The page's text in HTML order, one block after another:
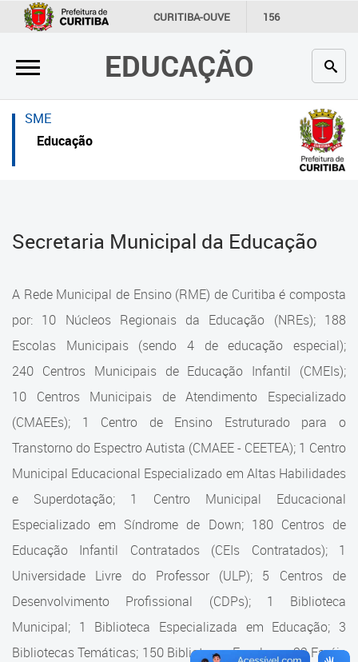
CURITIBA-OUVE 156
INFORMAÇÃO SECRETARIAS
EDUCAÇÃO
×
Inicial
Secretaria
Profissionais da educação
Contato
úteis
Portal da Prefeitura de Curitiba
Cadastramento Escolar
Cadastro Online
Portal ICS Instituto Curitiba de
Portal Aprendere
Portal do Servidor
×
Inicial
Inicial
Secretaria
Crianças e estudantes
Contato
Estrutura da Secretaria
Estrutura da Secretaria
Superintendência Executiva
Departamento de Logística
Departamento de Logística
Gerência de Almoxarifado
Gerência de Aquisição e
Gestão Contratual de
Serviços
SME
Educação
Secretaria Municipal da Educação
A Rede Municipal de Ensino (RME) de Curitiba é composta
por: 10 Núcleos Regionais da Educação (NREs); 188
Escolas Municipais (sendo 4 de educação especial);
240 Centros Municipais de Educação Infantil (CMEIs);
10 Centros Municipais de Atendimento Especializado
(CMAEEs); 1 Centro de Ensino Estruturado para o
Transtorno do Espectro Autista (CMAEE - CEETEA); 1 Centro
Municipal Educacional Especializado em Altas Habilidades
e Superdotação; 1 Centro Municipal Educacional
Especializado em Síndrome de Down; 180 Centros de
Educação Infantil Contratados (CEIs Contratados); 1
Universidade Livre do Professor (ULP); 5 Centros de
Desenvolvimento Profissional (CDPs); 1 Biblioteca
Municipal; 1 Biblioteca Especializada em Educação; 3
Bibliotecas Temáticas; 150 Bibliotecas Escolares; 32 Faróis